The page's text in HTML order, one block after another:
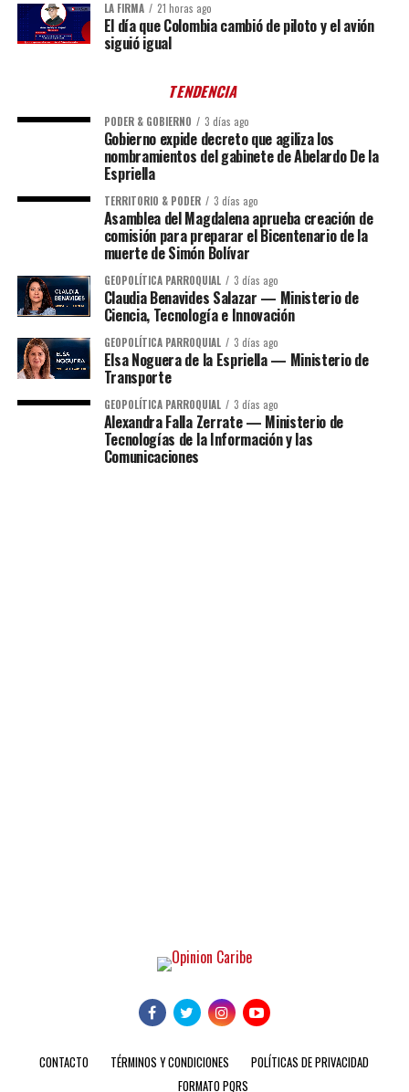
LA FIRMA 21 horas ago
El día que Colombia cambió de piloto y el avión
siguió igual
TENDENCIA
PODER & GOBIERNO 3 días ago
Gobierno expide decreto que agiliza los
nombramientos del gabinete de Abelardo De la
Espriella
TERRITORIO & PODER 3 días ago
Asamblea del Magdalena aprueba creación de
comisión para preparar el Bicentenario de la
muerte de Simón Bolívar
GEOPOLÍTICA PARROQUIAL 3 días ago
Claudia Benavides Salazar — Ministerio de
Ciencia, Tecnología e Innovación
GEOPOLÍTICA PARROQUIAL 3 días ago
Elsa Noguera de la Espriella — Ministerio de
Transporte
GEOPOLÍTICA PARROQUIAL 3 días ago
Alexandra Falla Zerrate — Ministerio de
Tecnologías de la Información y las
Comunicaciones
CONTACTO TÉRMINOS Y CONDICIONES
POLÍTICAS DE PRIVACIDAD
FORMATO PQRS